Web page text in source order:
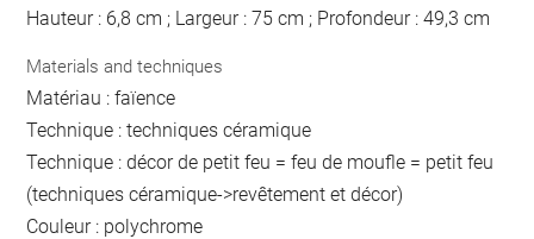
Hauteur : 6,8 cm ; Largeur : 75 cm ; Profondeur : 49,3 cm
Materials and techniques
Matériau : faïence
Technique : techniques céramique
Technique : décor de petit feu = feu de moufle = petit feu
(techniques céramique->revêtement et décor)
Couleur : polychrome